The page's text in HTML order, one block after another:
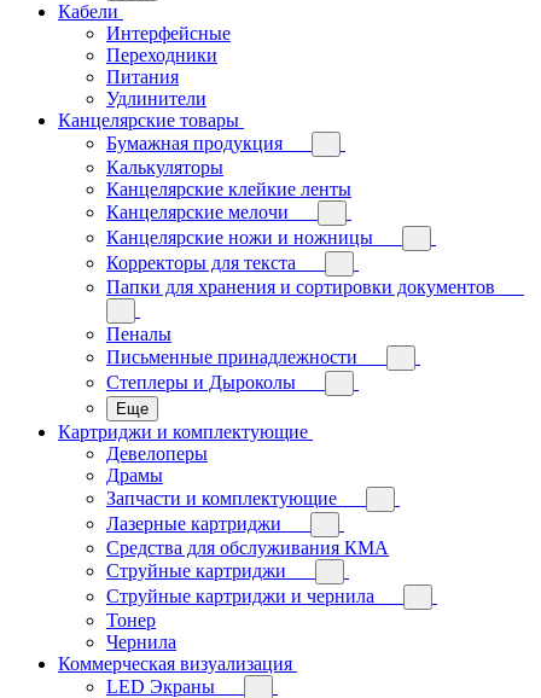
Кабели
Интерфейсные
Переходники
Питания
Удлинители
Канцелярские товары
Бумажная продукция
Калькуляторы
Канцелярские клейкие ленты
Канцелярские мелочи
Канцелярские ножи и ножницы
Корректоры для текста
Папки для хранения и сортировки документов
Пеналы
Письменные принадлежности
Степлеры и Дыроколы
Еще
Картриджи и комплектующие
Девелоперы
Драмы
Запчасти и комплектующие
Лазерные картриджи
Средства для обслуживания КМА
Струйные картриджи
Струйные картриджи и чернила
Тонер
Чернила
Коммерческая визуализация
LED Экраны